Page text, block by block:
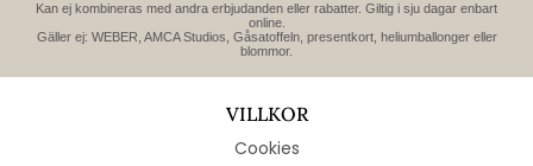
Kan ej kombineras med andra erbjudanden eller rabatter. Giltig i sju dagar enbart
online.
Gäller ej: WEBER, AMCA Studios, Gåsatoffeln, presentkort, heliumballonger eller
blommor.
VILLKOR
Cookies